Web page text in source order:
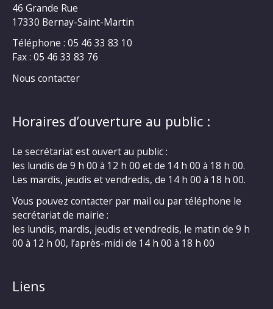
46 Grande Rue
17330 Bernay-Saint-Martin
Téléphone : 05 46 33 83 10
Fax : 05 46 33 83 76
Nous contacter
Horaires d’ouverture au public :
Le secrétariat est ouvert au public :
les lundis de 9 h 00 à 12 h 00 et de 14 h 00 à 18 h 00.
Les mardis, jeudis et vendredis, de 14 h 00 à 18 h 00.
Vous pouvez contacter par mail ou par téléphone le
secrétariat de mairie :
les lundis, mardis, jeudis et vendredis, le matin de 9 h
00 à 12 h 00, l’après-midi de 14 h 00 à 18 h 00
Liens